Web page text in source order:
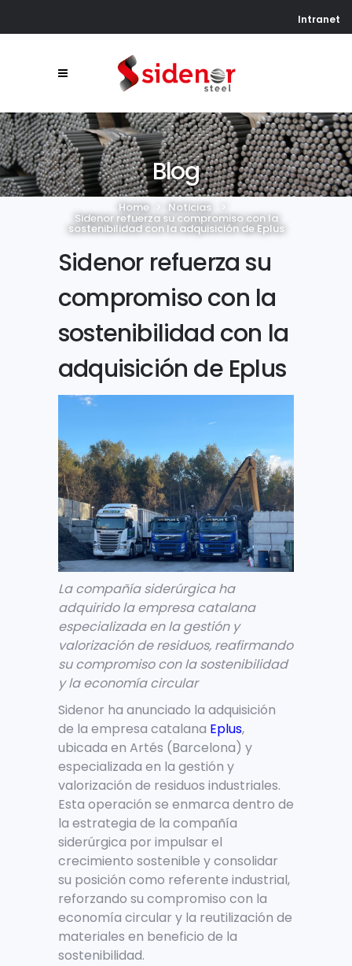
Intranet
Blog
Home Noticias
Sidenor refuerza su compromiso con la
sostenibilidad con la adquisición de Eplus
Sidenor refuerza su
compromiso con la
sostenibilidad con la
adquisición de Eplus
La compañía siderúrgica ha
adquirido la empresa catalana
especializada en la gestión y
valorización de residuos, reafirmando
su compromiso con la sostenibilidad
y la economía circular
Sidenor ha anunciado la adquisición
de la empresa catalana Eplus,
ubicada en Artés (Barcelona) y
especializada en la gestión y
valorización de residuos industriales.
Esta operación se enmarca dentro de
la estrategia de la compañía
siderúrgica por impulsar el
crecimiento sostenible y consolidar
su posición como referente industrial,
reforzando su compromiso con la
economía circular y la reutilización de
materiales en beneficio de la
sostenibilidad.